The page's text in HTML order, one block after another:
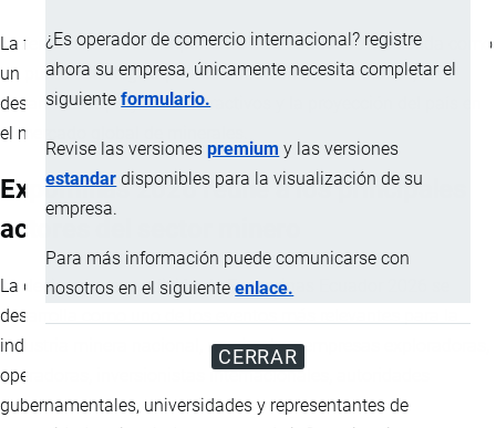
¿Es operador de comercio internacional? registre
ahora su empresa, únicamente necesita completar el
siguienteformulario.
Revise las versionespremium y las versiones
estandar disponibles para la visualización de su
empresa.
Para más información puede comunicarse con
nosotros en el siguienteenlace.
CERRAR
La feria minera más importante del Ecuador se consolida como
un punto estratégico para la atracción de inversiones, el
desarrollo de proyectos extractivos y la proyección del país en
el mercado global de minerales.
Expominas 2026 reúne a los principales
actores del sector minero
La decimonovena edición de Expominas Ecuador 2026 se
desarrolla como uno de los eventos más relevantes para la
industria minera nacional, reuniendo a empresas exploradoras,
operadoras, inversionistas internacionales, autoridades
gubernamentales, universidades y representantes de